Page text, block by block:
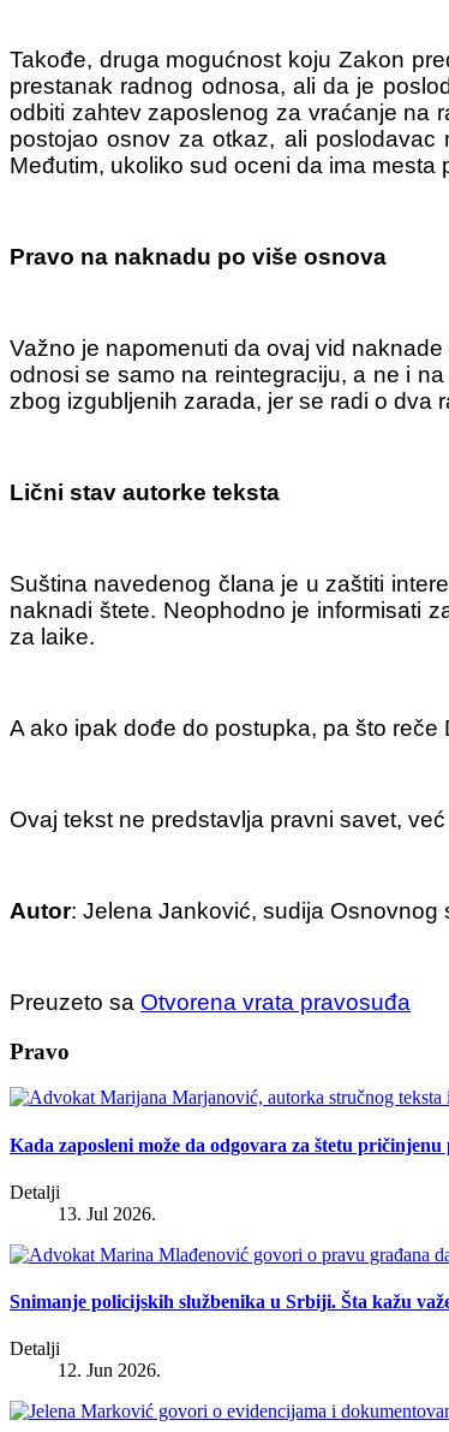
Takođe, druga mogućnost koju Zakon
prestanak radnog odnosa, ali da je
odbiti zahtev zaposlenog za vraćanje na
postojao osnov za otkaz, ali
Međutim, ukoliko sud oceni da ima
Pravo na naknadu po više osnova
Važno je napomenuti da ovaj vid
odnosi se samo na reintegraciju, a ne i
zbog izgubljenih zarada, jer se radi o dva
Lični stav autorke teksta
Suština navedenog člana je u zaštiti
naknadi štete. Neophodno je informisati
za laike.
A ako ipak dođe do postupka, pa što reče
Ovaj tekst ne predstavlja pravni savet,
Autor: Jelena Janković, sudija
Preuzeto sa Otvorena vrata pravosuđa
Pravo
Kada zaposleni može da odgovara za štetu pričinjenu
Detalji
13. Jul 2026.
Snimanje policijskih službenika u Srbiji. Šta kažu
Detalji
12. Jun 2026.